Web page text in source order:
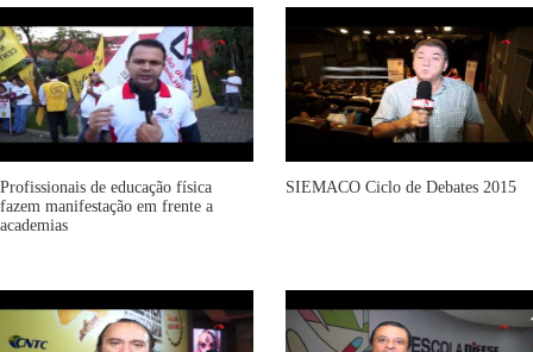
Profissionais de educação física
fazem manifestação em frente a
academias
SIEMACO Ciclo de Debates 2015